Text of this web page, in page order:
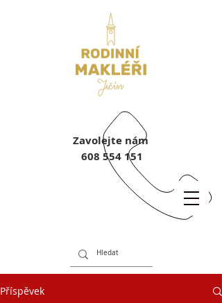
Zavolejte nám
608 554 151
Příspěvek